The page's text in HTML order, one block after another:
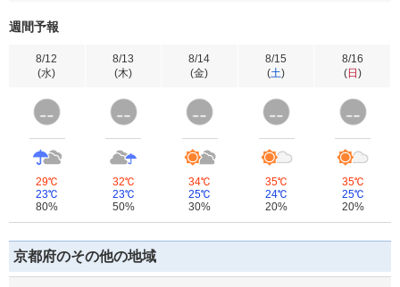
週間予報
8/12
(水)
29℃
23℃
80%
8/13
(木)
32℃
23℃
50%
8/14
(金)
34℃
25℃
30%
8/15
(土)
35℃
24℃
20%
8/16
(日 )
35℃
25℃
20%
京都府のその他の地域